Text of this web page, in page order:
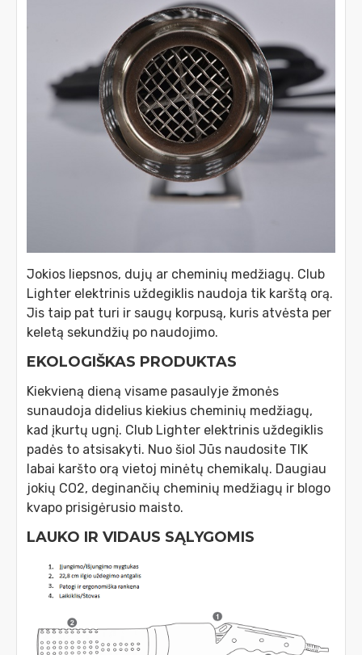
Jokios liepsnos, dujų ar cheminių medžiagų. Club
Lighter elektrinis uždegiklis naudoja tik karštą orą.
Jis taip pat turi ir saugų korpusą, kuris atvėsta per
keletą sekundžių po naudojimo.
EKOLOGIŠKAS PRODUKTAS
Kiekvieną dieną visame pasaulyje žmonės
sunaudoja didelius kiekius cheminių medžiagų,
kad įkurtų ugnį. Club Lighter elektrinis uždegiklis
padės to atsisakyti. Nuo šiol Jūs naudosite TIK
labai karšto orą vietoj minėtų chemikalų. Daugiau
jokių CO2, deginančių cheminių medžiagų ir blogo
kvapo prisigėrusio maisto.
LAUKO IR VIDAUS SĄLYGOMIS